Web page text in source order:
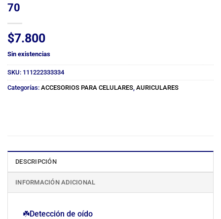
70
$7.800
Sin existencias
SKU: 111222333334
Categorías: ACCESORIOS PARA CELULARES AURICULARES
DESCRIPCIÓN
INFORMACIÓN ADICIONAL
☘️Detección de oído